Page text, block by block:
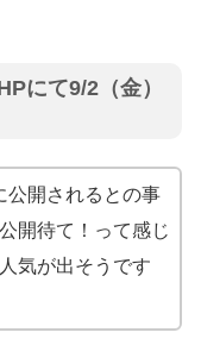
にて9/2（金）
公開されるとの事
開待て！って感じ
気が出そうです